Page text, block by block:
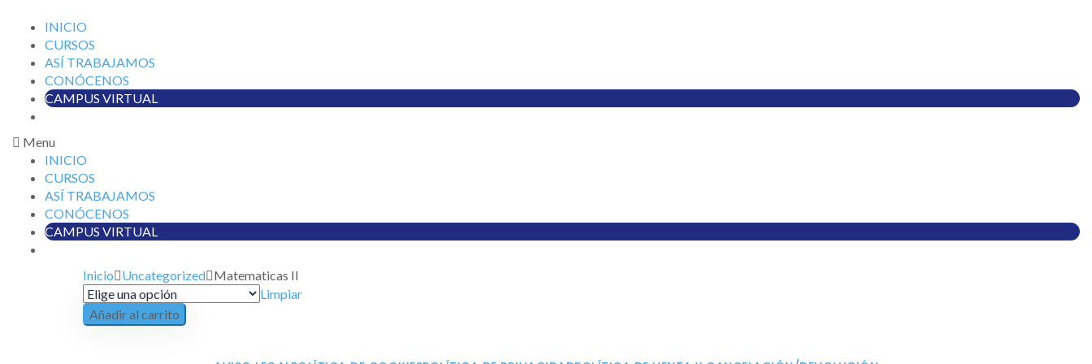
INICIO
CURSOS
ASÍ TRABAJAMOS
CONÓCENOS
CAMPUS VIRTUAL
Menu
INICIO
CURSOS
ASÍ TRABAJAMOS
CONÓCENOS
CAMPUS VIRTUAL
Inicio Uncategorized Matematicas II
Limpiar
Añadir al carrito